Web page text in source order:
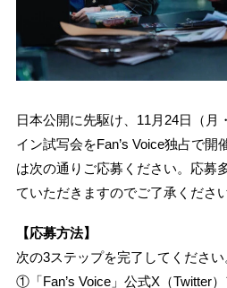
日本公開に先駆け、11月24日（月
イン試写会をFan’s Voice独占で
は次の通りご応募ください。応募
ていただきますのでご了承ください
【応募方法】
次の3ステップを完了してください
①「Fan’s Voice」公式X（Twitter